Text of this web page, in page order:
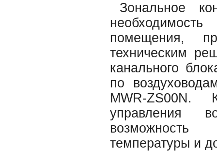
Зональное
помещения,
техническим
канального
по
MWR-ZS00N.
управления
возможность
температуры и